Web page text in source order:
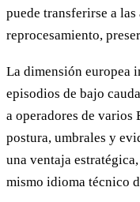
puede transferirse a
reprocesamiento,
La dimensión europea
episodios de bajo
a operadores de varios
postura, umbrales y
una ventaja
mismo idioma técnico